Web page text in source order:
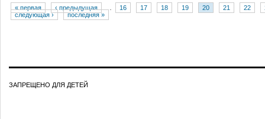
« первая ‹ предыдущая 16 17 18 19 20 21 22
следующая ›
последняя »
ЗАПРЕЩЕНО ДЛЯ ДЕТЕЙ